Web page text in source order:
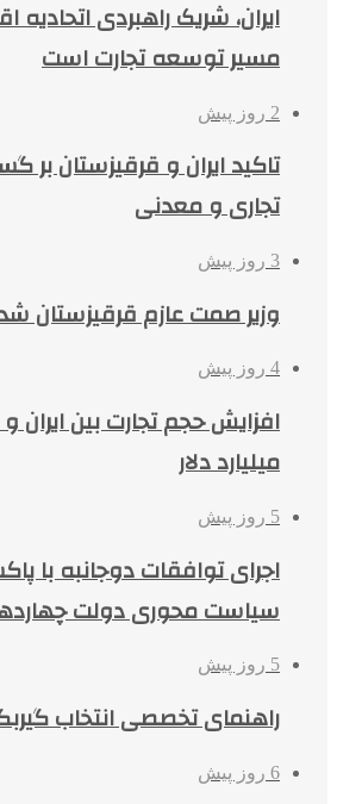
ایران، شریک راهبردی اتحادیه
مسیر توسعه تجارت است
2 روز پیش
تاکید ایران و قرقیزستان
تجاری و معدنی
3 روز پیش
وزیر صمت عازم قرقیزستان
4 روز پیش
میلیارد دلار
5 روز پیش
اجرای توافقات دوجانبه با
سیاست محوری دولت
5 روز پیش
راهنمای تخصصی انتخاب
6 روز پیش